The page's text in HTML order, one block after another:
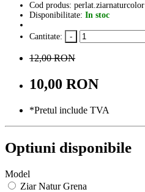
Cod produs: perlat.ziarnaturcolor
Disponibilitate: In stoc
Cantitate:
12,00 RON
10,00 RON
*Pretul include TVA
Optiuni disponibile
Model
Ziar Natur Grena